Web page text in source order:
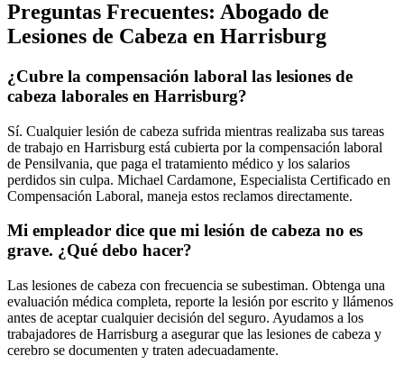
Preguntas Frecuentes: Abogado de
Lesiones de Cabeza en Harrisburg
¿Cubre la compensación laboral las lesiones de
cabeza laborales en Harrisburg?
Sí. Cualquier lesión de cabeza sufrida mientras realizaba sus tareas
de trabajo en Harrisburg está cubierta por la compensación laboral
de Pensilvania, que paga el tratamiento médico y los salarios
perdidos sin culpa. Michael Cardamone, Especialista Certificado en
Compensación Laboral, maneja estos reclamos directamente.
Mi empleador dice que mi lesión de cabeza no es
grave. ¿Qué debo hacer?
Las lesiones de cabeza con frecuencia se subestiman. Obtenga una
evaluación médica completa, reporte la lesión por escrito y llámenos
antes de aceptar cualquier decisión del seguro. Ayudamos a los
trabajadores de Harrisburg a asegurar que las lesiones de cabeza y
cerebro se documenten y traten adecuadamente.